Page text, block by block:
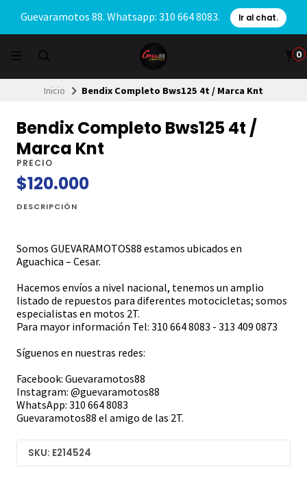
Guevaramotos 88. Whatsapp: 310 664 8083. Ir al chat.
0
Inicio Bendix Completo Bws125 4t / Marca Knt
Bendix Completo Bws125 4t /
Marca Knt
PRECIO
$120.000
DESCRIPCIÓN
Somos GUEVARAMOTOS88 estamos ubicados en
Aguachica – Cesar.
Hacemos envíos a nivel nacional, tenemos un amplio
listado de repuestos para diferentes motocicletas; somos
especialistas en motos 2T.
Para mayor información Tel: 310 664 8083 - 313 409 0873
Síguenos en nuestras redes:
Facebook: Guevaramotos88
Instagram: @guevaramotos88
WhatsApp: 310 664 8083
Guevaramotos88 el amigo de las 2T.
SKU: E214524